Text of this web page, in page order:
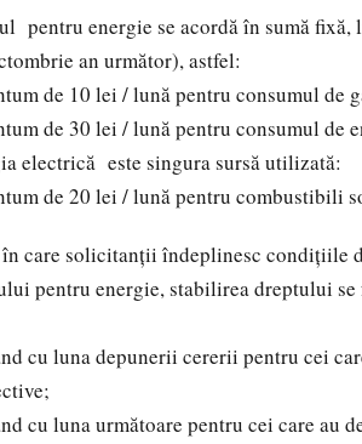
pentru energie se acordă în sumă
an următor), astfel:
de 10 lei / lună pentru consumul de
de 30 lei / lună pentru consumul de
electrică este singura sursă utilizată:
de 20 lei / lună pentru combustibili
care solicitanții îndeplinesc condițiile
pentru energie, stabilirea dreptului
cu luna depunerii cererii pentru cei
cu luna următoare pentru cei care au